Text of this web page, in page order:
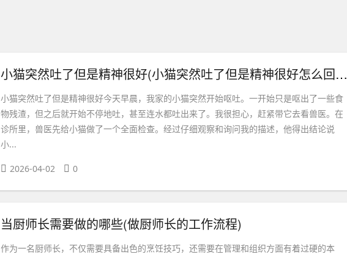
小猫突然吐了但是精神很好(小猫突然吐了但是精神很好怎么回事)
小猫突然吐了但是精神很好今天早晨，我家的小猫突然开始呕吐。一开始只是呕出了一些食
物残渣，但之后就开始不停地吐，甚至连水都吐出来了。我很担心，赶紧带它去看兽医。在
诊所里，兽医先给小猫做了一个全面检查。经过仔细观察和询问我的描述，他得出结论说
小...
2026-04-02 0
当厨师长需要做的哪些(做厨师长的工作流程)
作为一名厨师长，不仅需要具备出色的烹饪技巧，还需要在管理和组织方面有着过硬的本